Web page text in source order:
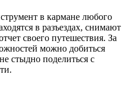
в кармане любого
в разъездах, снимают
своего путешествия. За
можно добиться
стыдно поделиться с